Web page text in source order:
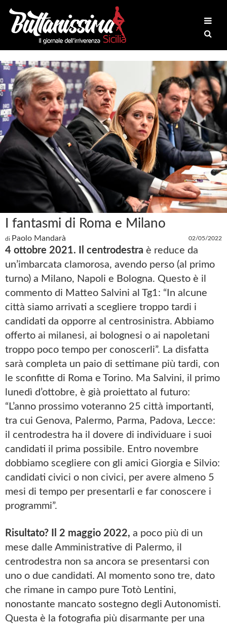
I fantasmi di Roma e Milano
di Paolo Mandarà 02/05/2022
4 ottobre 2021. Il centrodestra è reduce da
un’imbarcata clamorosa, avendo perso (al primo
turno) a Milano, Napoli e Bologna. Questo è il
commento di Matteo Salvini al Tg1: “In alcune
città siamo arrivati a scegliere troppo tardi i
candidati da opporre al centrosinistra. Abbiamo
offerto ai milanesi, ai bolognesi o ai napoletani
troppo poco tempo per conoscerli”. La disfatta
sarà completa un paio di settimane più tardi, con
le sconfitte di Roma e Torino. Ma Salvini, il primo
lunedì d’ottobre, è già proiettato al futuro:
“L’anno prossimo voteranno 25 città importanti,
tra cui Genova, Palermo, Parma, Padova, Lecce:
il centrodestra ha il dovere di individuare i suoi
candidati il prima possibile. Entro novembre
dobbiamo scegliere con gli amici Giorgia e Silvio:
candidati civici o non civici, per avere almeno 5
mesi di tempo per presentarli e far conoscere i
programmi”.
Risultato? Il 2 maggio 2022, a poco più di un
mese dalle Amministrative di Palermo, il
centrodestra non sa ancora se presentarsi con
uno o due candidati. Al momento sono tre, dato
che rimane in campo pure Totò Lentini,
nonostante mancato sostegno degli Autonomisti.
Questa è la fotografia più disarmante per una